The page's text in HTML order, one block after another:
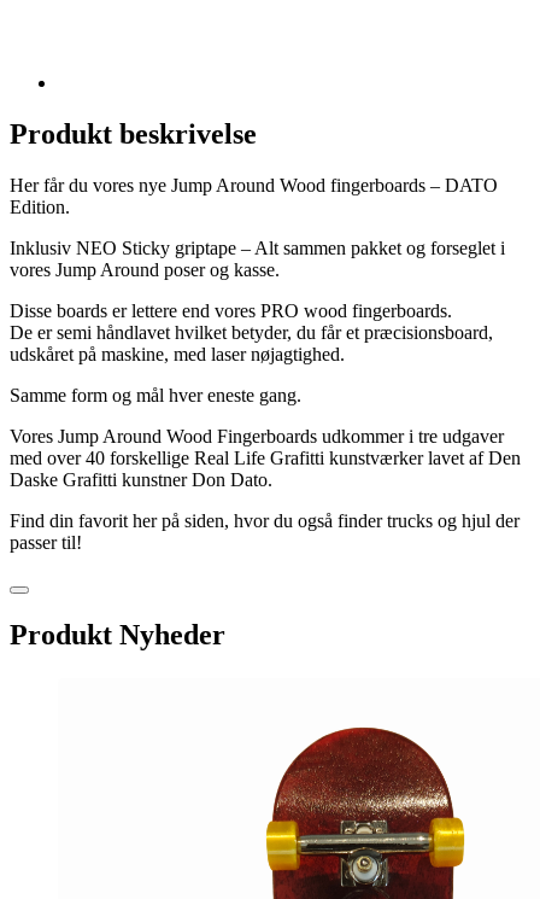
Produkt beskrivelse
Her får du vores nye Jump Around Wood fingerboards – DATO
Edition.
Inklusiv NEO Sticky griptape – Alt sammen pakket og forseglet i
vores Jump Around poser og kasse.
Disse boards er lettere end vores PRO wood fingerboards.
De er semi håndlavet hvilket betyder, du får et præcisionsboard,
udskåret på maskine, med laser nøjagtighed.
Samme form og mål hver eneste gang.
Vores Jump Around Wood Fingerboards udkommer i tre udgaver
med over 40 forskellige Real Life Grafitti kunstværker lavet af Den
Daske Grafitti kunstner Don Dato.
Find din favorit her på siden, hvor du også finder trucks og hjul der
passer til!
Produkt Nyheder